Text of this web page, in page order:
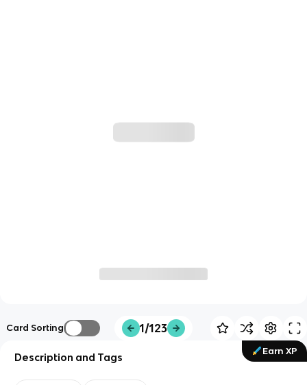
Card Sorting 1/123
Earn XP
Description and Tags